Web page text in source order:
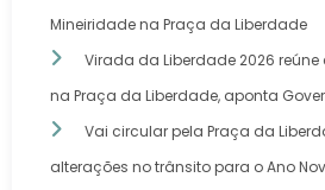
Mineiridade na Praça da Liberdade
Virada da Liberdade 2026
na Praça da Liberdade, aponta
Vai circular pela Praça da
alterações no trânsito para o Ano